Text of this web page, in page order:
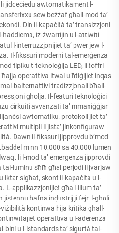
jiddeċiedu awtomatikament l-
sew beżżaf għall-mod ta’
Din il-kapaċità ta’ transizzjoni
iż-żwarrijin u l-attiwiti
l-interruzzjonijiet ta’ pwer jew l-
Il-fikssuri moderni tal-emerġenza
tipiku t-teknoloġija LED, li toffri
ħajja operattiva itwal u ħtiġijiet inqas
balternattivi tradizzjonali bħall-
għolja. Il-featuri teknoloġiċi
ċirkuiti avvanzati ta’ mmaniġġjar
awtomatiku, protokollijiet ta’
multipli li jista’ jinkonfiguraw
Dawn il-fikssuri jipprovdu b’mod
minn 10,000 sa 40,000 lumen
li l-mod ta’ emergenza jipprovdi
luminu sħiħ għal perjodi li jvarjaw
iktar sigħat, skont il-kapaċità u l-
L-applikazzjonijiet għall-illum ta’
jistennu ħafna inḍustrijiji fejn l-għoli
kontinwa hija kritika għall-
operattiva u l-aderenza
bini u l-istandards ta’ sigurtà tal-